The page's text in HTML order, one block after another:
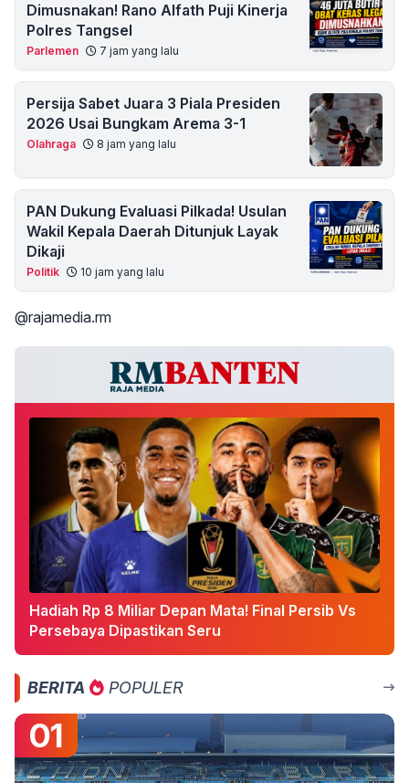
Dimusnakan! Rano Alfath Puji Kinerja
Polres Tangsel
Parlemen 7 jam yang lalu
Persija Sabet Juara 3 Piala Presiden
2026 Usai Bungkam Arema 3-1
Olahraga 8 jam yang lalu
PAN Dukung Evaluasi Pilkada! Usulan
Wakil Kepala Daerah Ditunjuk Layak
Dikaji
Politik 10 jam yang lalu
@rajamedia.rm
Hadiah Rp 8 Miliar Depan Mata! Final Persib Vs
Persebaya Dipastikan Seru
BERITA POPULER
01